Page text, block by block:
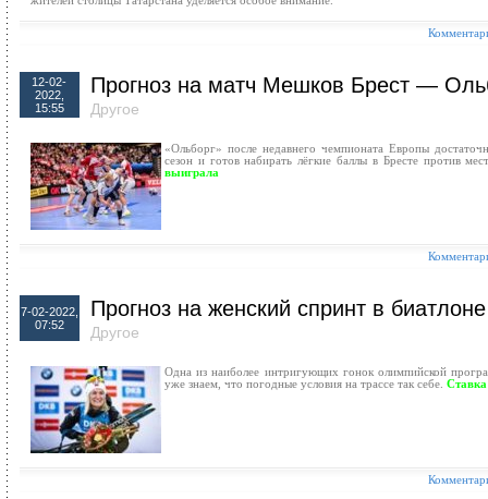
12-02-
2022,
15:55
Прогноз на матч Мешков Брест —
Другое
«Ольборг» после недавнего чемпионата Европы
сезон и готов набирать лёгкие баллы в Бресте против
выиграла
7-02-2022,
07:52
Прогноз на женский спринт в биатлоне
Другое
Одна из наиболее интригующих гонок олимпийской
уже знаем, что погодные условия на трассе так себе.